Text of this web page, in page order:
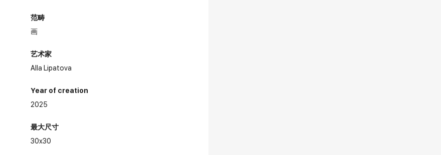
范畴
画
艺术家
Alla Lipatova
Year of creation
2025
最大尺寸
30x30